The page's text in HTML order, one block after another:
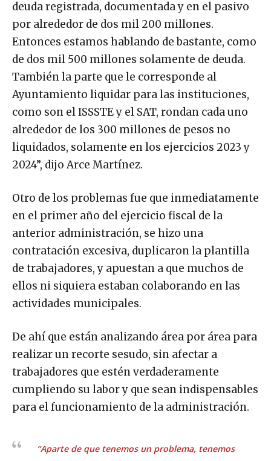
deuda registrada, documentada y en el pasivo
por alrededor de dos mil 200 millones.
Entonces estamos hablando de bastante, como
de dos mil 500 millones solamente de deuda.
También la parte que le corresponde al
Ayuntamiento liquidar para las instituciones,
como son el ISSSTE y el SAT, rondan cada uno
alrededor de los 300 millones de pesos no
liquidados, solamente en los ejercicios 2023 y
2024”, dijo Arce Martínez.
Otro de los problemas fue que inmediatamente
en el primer año del ejercicio fiscal de la
anterior administración, se hizo una
contratación excesiva, duplicaron la plantilla
de trabajadores, y apuestan a que muchos de
ellos ni siquiera estaban colaborando en las
actividades municipales.
De ahí que están analizando área por área para
realizar un recorte sesudo, sin afectar a
trabajadores que estén verdaderamente
cumpliendo su labor y que sean indispensables
para el funcionamiento de la administración.
“Aparte de que tenemos un problema, tenemos